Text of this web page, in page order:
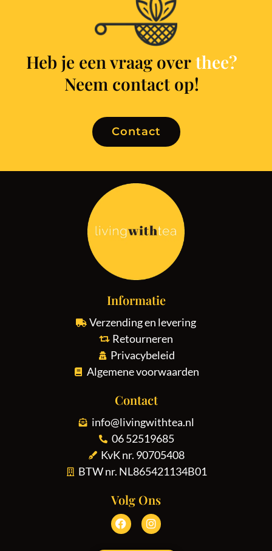
Extra Korting
Heb je een vraag over thee?
Neem contact op!
Contact
Informatie
Verzending en levering
Retourneren
Privacybeleid
Algemene voorwaarden
Contact
info@livingwithtea.nl
06 52519685
KvK nr. 90705408
BTW nr. NL865421134B01
Volg Ons
door Aslan Webtech
door ProfitWeb